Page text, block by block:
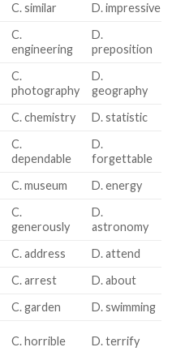
C. similar D. impressive
C.
engineering
D.
preposition
C.
photography
D.
geography
C. chemistry D. statistic
C.
dependable
D.
forgettable
C. museum D. energy
C.
generously
D.
astronomy
C. address
D. attend
C. arrest
D. about
C. garden D. swimming
C. horrible D. terrify